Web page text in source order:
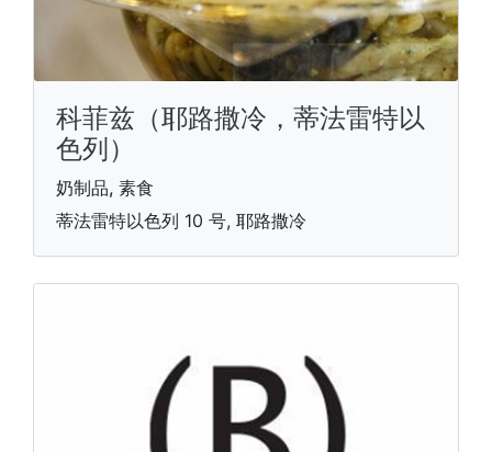
科菲兹（耶路撒冷，蒂法雷特以
色列）
奶制品, 素食
蒂法雷特以色列 10 号, 耶路撒冷